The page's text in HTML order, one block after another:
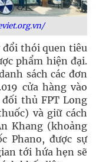
đổi thói quen tiêu
phẩm hiện đại.
sách các đơn
cửa hàng vào
thủ FPT Long
và giữ cách
Khang (khoảng
Phano, được sự
tới hứa hẹn sẽ